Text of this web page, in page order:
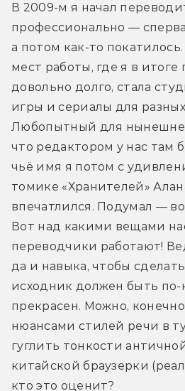
В 2009-м я начал
профессионально —
а потом как-то
мест работы, где я в итоге
довольно долго, стала
игры и сериалы для разных
Любопытный для
что редактором у нас там
чьё имя я потом с
томике «Хранителей»
впечатлился. Подумал —
Вот над какими вещами
переводчики работают!
да и навыка, чтобы
исходник должен быть
прекрасен. Можно,
нюансами стилей речи в
гуглить тонкости
китайской браузерки
кто это оценит?